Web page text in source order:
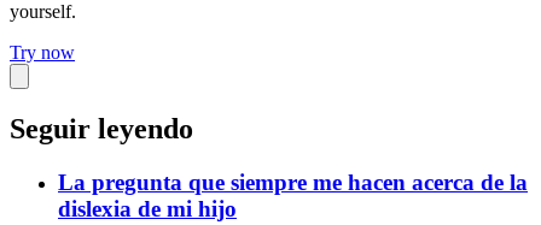
yourself.
Try now
Seguir leyendo
La pregunta que siempre me hacen acerca de la
dislexia de mi hijo